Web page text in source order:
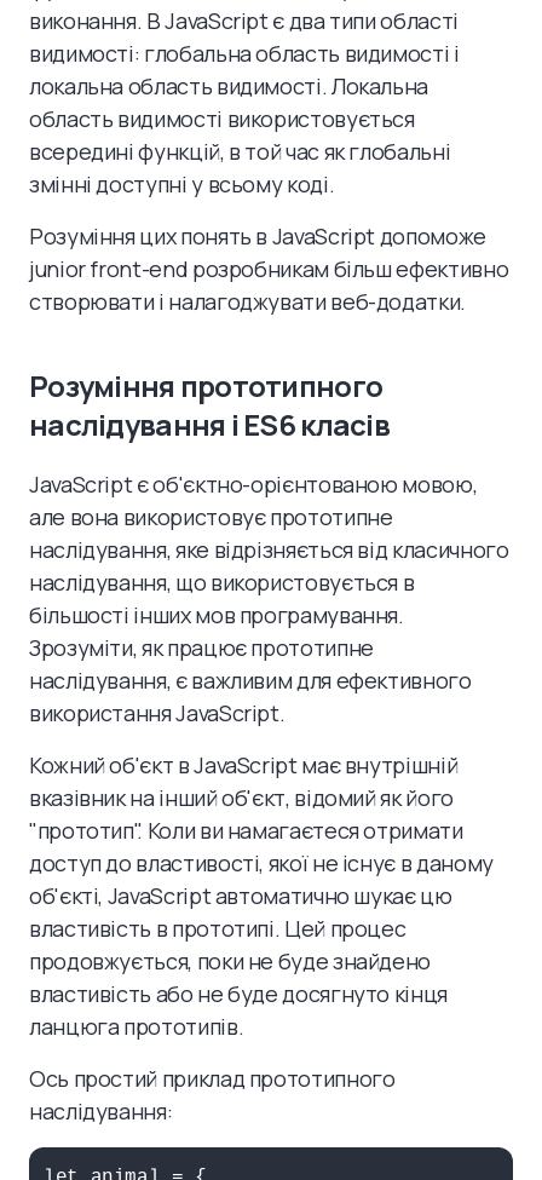
виконання. В JavaScript є два типи області
видимості: глобальна область видимості і
локальна область видимості. Локальна
область видимості використовується
всередині функцій, в той час як глобальні
змінні доступні у всьому коді.
Розуміння цих понять в JavaScript допоможе
junior front-end розробникам більш ефективно
створювати і налагоджувати веб-додатки.
Розуміння прототипного
наслідування і ES6 класів
JavaScript є об'єктно-орієнтованою мовою,
але вона використовує прототипне
наслідування, яке відрізняється від класичного
наслідування, що використовується в
більшості інших мов програмування.
Зрозуміти, як працює прототипне
наслідування, є важливим для ефективного
використання JavaScript.
Кожний об'єкт в JavaScript має внутрішній
вказівник на інший об'єкт, відомий як його
"прототип". Коли ви намагаєтеся отримати
доступ до властивості, якої не існує в даному
об'єкті, JavaScript автоматично шукає цю
властивість в прототипі. Цей процес
продовжується, поки не буде знайдено
властивість або не буде досягнуто кінця
ланцюга прототипів.
Ось простий приклад прототипного
наслідування: